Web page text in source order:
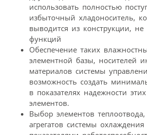
использовать полностью
избыточный хладоноситель,
выводится из конструкции,
функций
Обеспечение таких
элементной базы, носителей
материалов системы
возможность создать
в показателях надежности
элементов.
Выбор элементов теплоотвода,
агрегатов системы